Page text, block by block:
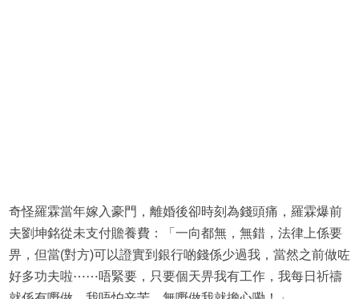
奇怪羅霖當年嫁入豪門，離婚後卻時刻為錢頭痛，羅霖爆前
夫劉坤銘從未支付贍養費：「一向都無，無錯，法律上係要
畀，但當(對方)可以證實到銀行啲錢係少過我，當然之前做咗
好多功夫啦⋯⋯唔緊要，只要個天畀我有工作，我每日祈禱